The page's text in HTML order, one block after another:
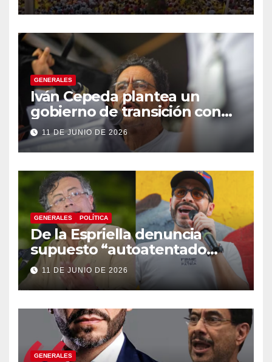
GENERALES
Iván Cepeda plantea un
gobierno de transición con
énfasis en el empalme
institucional y una eventual
constituyente
11 DE JUNIO DE 2026
GENERALES POLÍTICA
De la Espriella denuncia
supuesto “autoatentado
legislativo” tras decisión de
suspender provisionalmente
a Petro
11 DE JUNIO DE 2026
GENERALES